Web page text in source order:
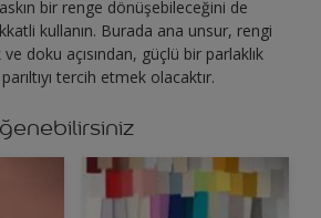
bir renge dönüşebileceğini de
kullanın. Burada ana unsur, rengi
doku açısından, güçlü bir parlaklık
tercih etmek olacaktır.